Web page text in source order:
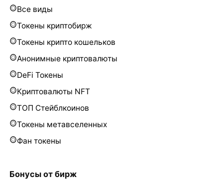
Все виды
Токены криптобирж
Токены крипто кошельков
Анонимные криптовалюты
DeFi Токены
Криптовалюты NFT
ТОП Стейблкоинов
Токены метавселенных
Фан токены
Бонусы от бирж